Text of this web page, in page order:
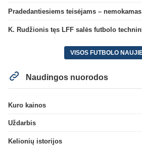
VISOS FUTBOLO
Naudingos nuorodos
Kuro kainos
Uždarbis
Kelionių istorijos